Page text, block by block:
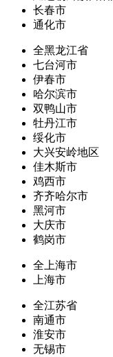
长春市
通化市
全黑龙江省
七台河市
伊春市
哈尔滨市
双鸭山市
牡丹江市
绥化市
大兴安岭地区
佳木斯市
鸡西市
齐齐哈尔市
黑河市
大庆市
鹤岗市
全上海市
上海市
全江苏省
南通市
淮安市
无锡市